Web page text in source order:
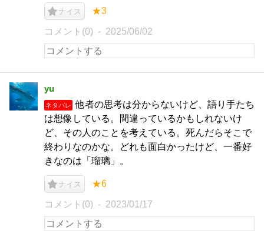
ナイス ★3
コメント(0) 2025/06/02
yu
ネタバレ
他者の思考は分からないけど、語り手たち
は想像している。間違っているかもしれないけ
ど、その人のことを考えている。死んだらそこで
終わりなのかな。どれも面白かったけど、一番好
きなのは「瑠璃」。
ナイス ★6
コメント(0) 2023/01/17